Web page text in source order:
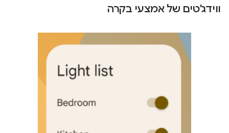
ווידג'טים של אמצעי בקרה